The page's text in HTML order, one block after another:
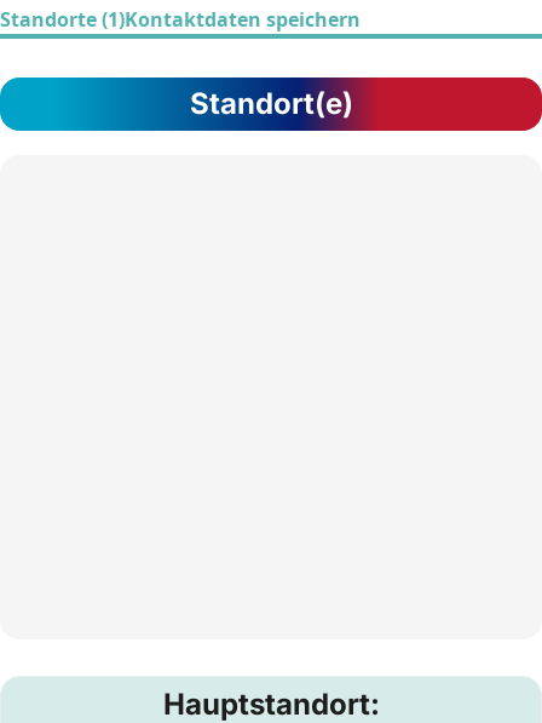
Standorte (1)Kontaktdaten speichern
Standort(e)
Hauptstandort: